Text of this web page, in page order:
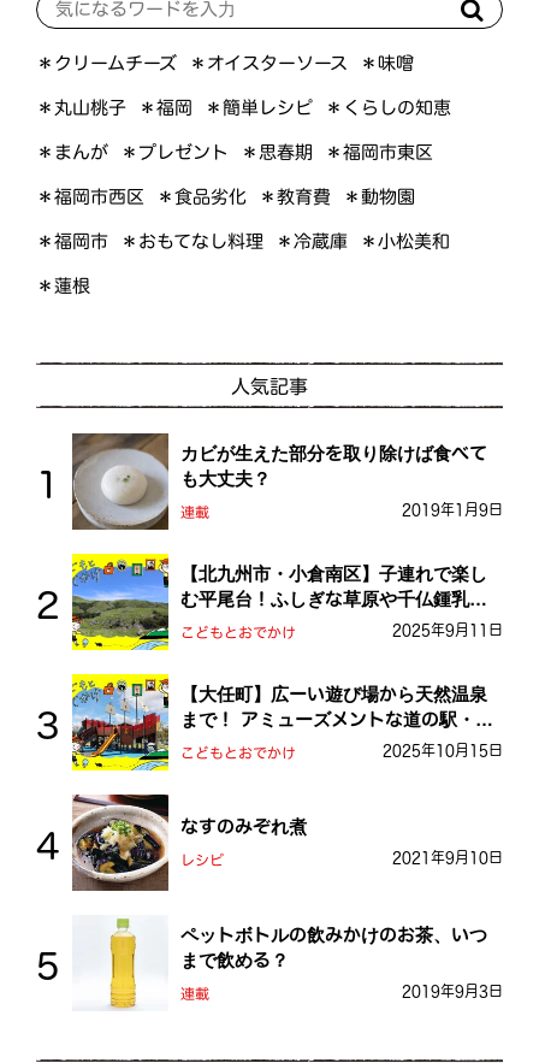
＊クリームチーズ ＊オイスターソース ＊味噌
＊丸山桃子 ＊福岡 ＊簡単レシピ ＊くらしの知恵
＊まんが ＊プレゼント ＊思春期 ＊福岡市東区
＊福岡市西区 ＊食品劣化 ＊教育費 ＊動物園
＊福岡市 ＊おもてなし料理 ＊冷蔵庫 ＊小松美和
＊蓮根
人気記事
カビが生えた部分を取り除けば食べて
も大丈夫？
連載 2019年1月9日
【北九州市・小倉南区】子連れで楽し
む平尾台！ふしぎな草原や千仏鍾乳洞
を探検しよう！
こどもとおでかけ 2025年9月11日
【大任町】広ーい遊び場から天然温泉
まで！ アミューズメントな道の駅・お
おとう桜街道
こどもとおでかけ 2025年10月15日
なすのみぞれ煮
レシピ 2021年9月10日
ペットボトルの飲みかけのお茶、いつ
まで飲める？
連載 2019年9月3日